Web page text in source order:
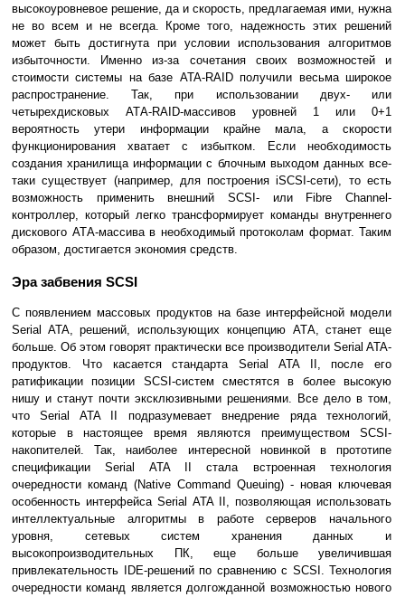
высокоуровневое решение, да и скорость, предлагаемая ими, нужна
не во всем и не всегда. Кроме того, надежность этих решений
может быть достигнута при условии использования алгоритмов
избыточности. Именно из-за сочетания своих возможностей и
стоимости системы на базе ATA-RAID получили весьма широкое
распространение. Так, при использовании двух- или
четырехдисковых АТА-RAID-массивов уровней 1 или 0+1
вероятность утери информации крайне мала, а скорости
функционирования хватает с избытком. Если необходимость
создания хранилища информации с блочным выходом данных все-
таки существует (например, для построения iSCSI-сети), то есть
возможность применить внешний SCSI- или Fibre Channel-
контроллер, который легко трансформирует команды внутреннего
дискового АТА-массива в необходимый протоколам формат. Таким
образом, достигается экономия средств.
Эра забвения SCSI
С появлением массовых продуктов на базе интерфейсной модели
Serial ATA, решений, использующих концепцию АТА, станет еще
больше. Об этом говорят практически все производители Serial ATA-
продуктов. Что касается стандарта Serial ATA II, после его
ратификации позиции SCSI-систем сместятся в более высокую
нишу и станут почти эксклюзивными решениями. Все дело в том,
что Serial ATA II подразумевает внедрение ряда технологий,
которые в настоящее время являются преимуществом SCSI-
накопителей. Так, наиболее интересной новинкой в прототипе
спецификации Serial ATA II стала встроенная технология
очередности команд (Native Command Queuing) - новая ключевая
особенность интерфейса Serial ATA II, позволяющая использовать
интеллектуальные алгоритмы в работе серверов начального
уровня, сетевых систем хранения данных и
высокопроизводительных ПК, еще больше увеличившая
привлекательность IDE-решений по сравнению с SCSI. Технология
очередности команд является долгожданной возможностью нового